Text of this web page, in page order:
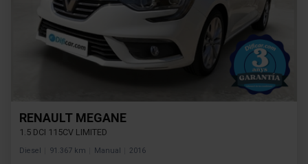
RENAULT MEGANE
1.5 DCI 115CV LIMITED
Diesel 91.367 km Manual 2016